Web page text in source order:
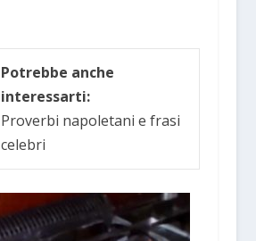
Potrebbe anche
interessarti:
Proverbi napoletani e frasi
celebri